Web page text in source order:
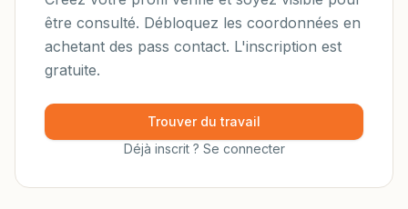
être consulté. Débloquez les coordonnées en
achetant des pass contact. L'inscription est
gratuite.
Trouver du travail
Déjà inscrit ? Se connecter